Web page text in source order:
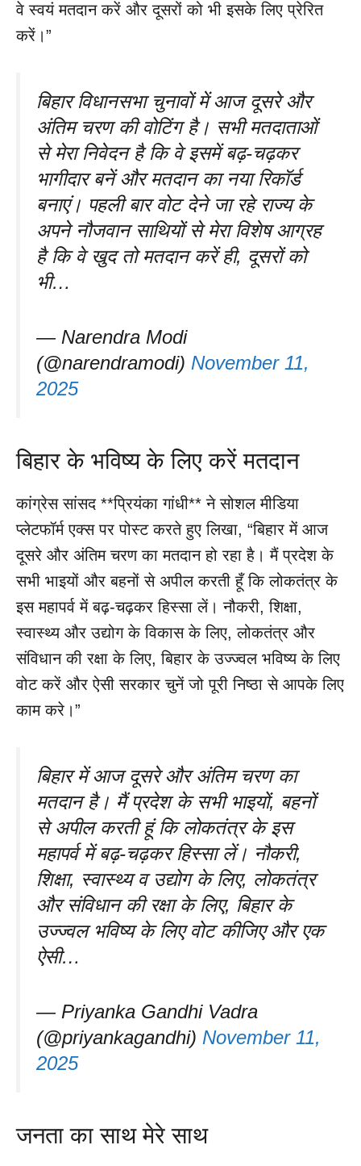
वे स्वयं मतदान करें और दूसरों को भी इसके लिए प्रेरित
करें।”
बिहार विधानसभा चुनावों में आज दूसरे और
अंतिम चरण की वोटिंग है। सभी मतदाताओं
से मेरा निवेदन है कि वे इसमें बढ़-चढ़कर
भागीदार बनें और मतदान का नया रिकॉर्ड
बनाएं। पहली बार वोट देने जा रहे राज्य के
अपने नौजवान साथियों से मेरा विशेष आग्रह
है कि वे खुद तो मतदान करें ही, दूसरों को
भी…
— Narendra Modi
(@narendramodi) November 11,
2025
बिहार के भविष्य के लिए करें मतदान
कांग्रेस सांसद **प्रियंका गांधी** ने सोशल मीडिया
प्लेटफॉर्म एक्स पर पोस्ट करते हुए लिखा, “बिहार में आज
दूसरे और अंतिम चरण का मतदान हो रहा है। मैं प्रदेश के
सभी भाइयों और बहनों से अपील करती हूँ कि लोकतंत्र के
इस महापर्व में बढ़-चढ़कर हिस्सा लें। नौकरी, शिक्षा,
स्वास्थ्य और उद्योग के विकास के लिए, लोकतंत्र और
संविधान की रक्षा के लिए, बिहार के उज्ज्वल भविष्य के लिए
वोट करें और ऐसी सरकार चुनें जो पूरी निष्ठा से आपके लिए
काम करे।”
बिहार में आज दूसरे और अंतिम चरण का
मतदान है। मैं प्रदेश के सभी भाइयों, बहनों
से अपील करती हूं कि लोकतंत्र के इस
महापर्व में बढ़-चढ़कर हिस्सा लें। नौकरी,
शिक्षा, स्वास्थ्य व उद्योग के लिए, लोकतंत्र
और संविधान की रक्षा के लिए, बिहार के
उज्ज्वल भविष्य के लिए वोट कीजिए और एक
ऐसी…
— Priyanka Gandhi Vadra
(@priyankagandhi) November 11,
2025
जनता का साथ मेरे साथ